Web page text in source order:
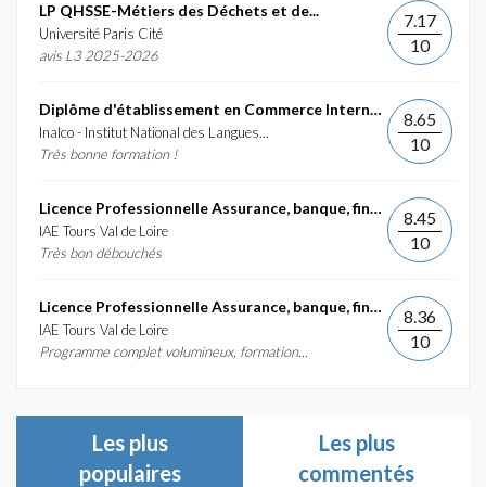
LP QHSSE-Métiers des Déchets et de...
Université Paris Cité
avis L3 2025-2026
7.17
10
Diplôme d'établissement en Commerce International et...
Inalco - Institut National des Langues...
Très bonne formation !
8.65
10
Licence Professionnelle Assurance, banque, finance :...
IAE Tours Val de Loire
Très bon débouchés
8.45
10
Licence Professionnelle Assurance, banque, finance :...
IAE Tours Val de Loire
Programme complet volumineux, formation...
8.36
10
Les plus
populaires
Les plus
commentés